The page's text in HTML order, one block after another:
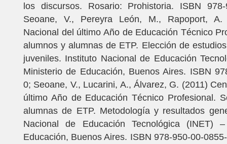
los discursos. Rosario: Prohistoria. ISBN 978-
Seoane, V., Pereyra León, M., Rapoport, A.
Nacional del último Año de Educación Técnico
alumnos y alumnas de ETP. Elección de
juveniles. Instituto Nacional de Educación
Ministerio de Educación, Buenos Aires. ISBN
0; Seoane, V., Lucarini, A., Álvarez, G. (2011)
último Año de Educación Técnico Profesional.
alumnas de ETP. Metodología y resultados
Nacional de Educación Tecnológica (INET)
Educación, Buenos Aires. ISBN 978-950-00-